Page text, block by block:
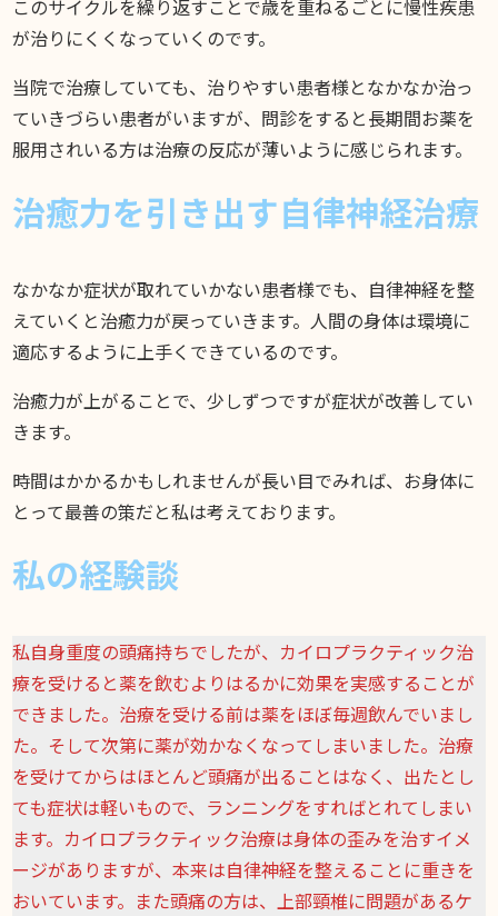
このサイクルを繰り返すことで歳を重ねるごとに慢性疾患
が治りにくくなっていくのです。
当院で治療していても、治りやすい患者様となかなか治っ
ていきづらい患者がいますが、問診をすると長期間お薬を
服用されいる方は治療の反応が薄いように感じられます。
治癒力を引き出す自律神経治療
なかなか症状が取れていかない患者様でも、自律神経を整
えていくと治癒力が戻っていきます。人間の身体は環境に
適応するように上手くできているのです。
治癒力が上がることで、少しずつですが症状が改善してい
きます。
時間はかかるかもしれませんが長い目でみれば、お身体に
とって最善の策だと私は考えております。
私の経験談
私自身重度の頭痛持ちでしたが、カイロプラクティック治
療を受けると薬を飲むよりはるかに効果を実感することが
できました。治療を受ける前は薬をほぼ毎週飲んでいまし
た。そして次第に薬が効かなくなってしまいました。治療
を受けてからはほとんど頭痛が出ることはなく、出たとし
ても症状は軽いもので、ランニングをすればとれてしまい
ます。カイロプラクティック治療は身体の歪みを治すイメ
ージがありますが、本来は自律神経を整えることに重きを
おいています。また頭痛の方は、上部頸椎に問題があるケ